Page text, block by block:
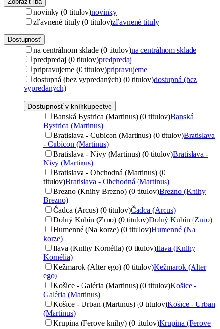
Zobraziť iba
novinky (0 titulov)novinky
zľavnené tituly (0 titulov)zľavnené tituly
Dostupnosť
na centrálnom sklade (0 titulov)na centrálnom sklade
predpredaj (0 titulov)predpredaj
pripravujeme (0 titulov)pripravujeme
dostupná (bez vypredaných) (0 titulov)dostupná (bez
vypredaných)
Dostupnosť v kníhkupectve
Banská Bystrica (Martinus) (0 titulov)Banská
Bystrica (Martinus)
Bratislava - Cubicon (Martinus) (0 titulov)Bratislava
- Cubicon (Martinus)
Bratislava - Nivy (Martinus) (0 titulov)Bratislava -
Nivy (Martinus)
Bratislava - Obchodná (Martinus) (0
titulov)Bratislava - Obchodná (Martinus)
Brezno (Knihy Brezno) (0 titulov)Brezno (Knihy
Brezno)
Čadca (Arcus) (0 titulov)Čadca (Arcus)
Dolný Kubín (Zrno) (0 titulov)Dolný Kubín (Zrno)
Humenné (Na korze) (0 titulov)Humenné (Na
korze)
Ilava (Knihy Kornélia) (0 titulov)Ilava (Knihy
Kornélia)
Kežmarok (Alter ego) (0 titulov)Kežmarok (Alter
ego)
Košice - Galéria (Martinus) (0 titulov)Košice -
Galéria (Martinus)
Košice - Urban (Martinus) (0 titulov)Košice - Urban
(Martinus)
Krupina (Ferove knihy) (0 titulov)Krupina (Ferove